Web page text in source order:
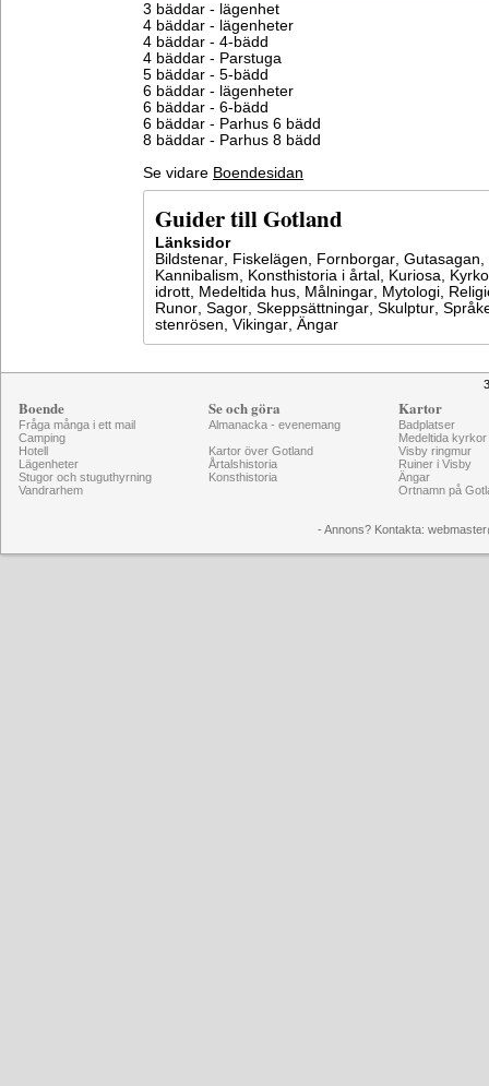
3 bäddar - lägenhet
4 bäddar - lägenheter
4 bäddar - 4-bädd
4 bäddar - Parstuga
5 bäddar - 5-bädd
6 bäddar - lägenheter
6 bäddar - 6-bädd
6 bäddar - Parhus 6 bädd
8 bäddar - Parhus 8 bädd
Se vidare Boendesidan
Guider till Gotland
Länksidor
Bildstenar, Fiskelägen, Fornborgar, Gutasagan,
Kannibalism, Konsthistoria i årtal , Kuriosa,
idrott, Medeltida hus, Målningar, Mytologi,
Runor, Sagor, Skeppsättningar, Skulptur,
stenrösen, Vikingar, Ängar
Boende
Fråga många i ett mail
Camping
Hotell
Lägenheter
Stugor och stuguthyrning
Vandrarhem
Se och göra
Almanacka - evenemang
Kartor över Gotland
Årtalshistoria
Konsthistoria
Kartor
Badplatser
Medeltida kyrkor
Visby ringmur
Ruiner i Visby
Ängar
Ortnamn på
- Annons? Kontakta: